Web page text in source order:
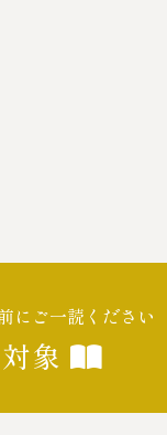
にご一読ください
象